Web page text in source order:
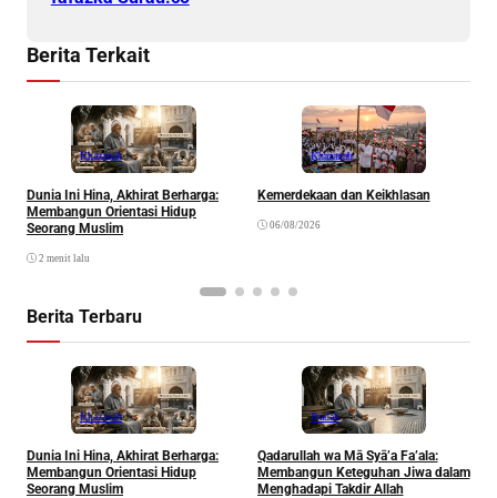
Berita Terkait
Khazanah
Dunia Ini Hina, Akhirat Berharga:
Membangun Orientasi Hidup
Seorang Muslim
2 menit lalu
Khazanah
Kemerdekaan dan Keikhlasan
06/08/2026
Berita Terbaru
Khazanah
Dunia Ini Hina, Akhirat Berharga:
Membangun Orientasi Hidup
Seorang Muslim
Ibadah
Qadarullah wa Mā Syā’a Fa’ala:
Membangun Keteguhan Jiwa dalam
Menghadapi Takdir Allah